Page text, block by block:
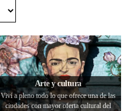
Arte y cultura
Viví a pleno todo lo que ofrece una de las
ciudades con mayor oferta cultural del